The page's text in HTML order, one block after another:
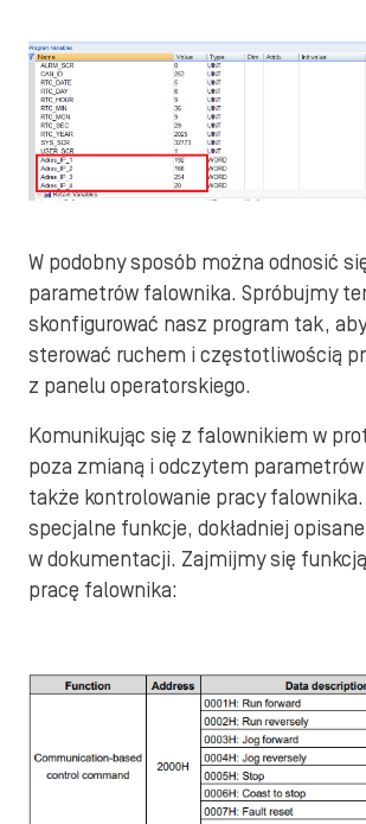
W podobny sposób można odnosić
parametrów falownika. Spróbujmy
skonfigurować nasz program tak,
sterować ruchem i częstotliwością
z panelu operatorskiego.
Komunikując się z falownikiem w
poza zmianą i odczytem
także kontrolowanie pracy falownika.
specjalne funkcje, dokładniej opisane
w dokumentacji. Zajmijmy się
pracę falownika: